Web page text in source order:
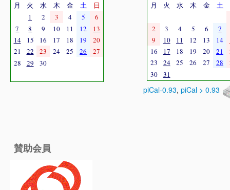
月 火 水 木 金 土
日
1
2 3 4 5
6
7
8 9 10 11 12
13
14
15 16 17 18 19
20
21
22 23 24 25 26
27
28
29 30
月 火 水 木 金 土
2 3 4 5 6
7
9
10 11 12 13 14
16
17 18 19 20 21
23
24 25 26 27 28
30
31
piCal-0.93, piCal > 0.93
賛助会員